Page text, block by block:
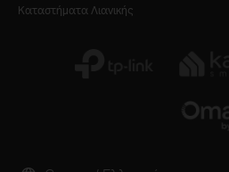
Καταστήματα Λιανικής